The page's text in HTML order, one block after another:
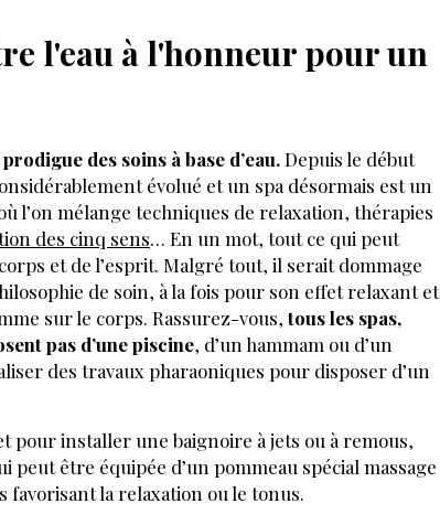
l'eau à l'honneur pour un
des soins à base d’eau.Depuis le début
évolué et un spa désormais est un
l’on mélange techniques de relaxation, thérapies
des cinq sens… En un mot, tout ce qui peut
et de l’esprit. Malgré tout, il serait dommage
de soin, à la fois pour son effet relaxant et
sur le corps. Rassurez-vous,tous les spas,
pas d’une piscine, d’un hammam ou d’un
des travaux pharaoniques pour disposer d’un
pour installer une baignoire à jets ou à remous,
peut être équipée d’un pommeau spécial massage
favorisant la relaxation ou le tonus.